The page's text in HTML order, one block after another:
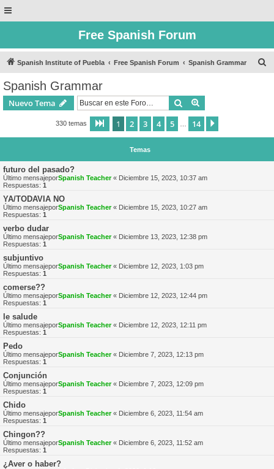
Free Spanish Forum
Spanish Institute of Puebla Free Spanish Forum Spanish Grammar
Spanish Grammar
Nuevo Tema Buscar
330 temas Página de 14
1 2 3 4 5 14
Temas
futuro del pasado?
Último mensajeporSpanish Teacher« Diciembre 15, 2023, 10:37 am
Respuestas: 1
YA/TODAVIA NO
Último mensajeporSpanish Teacher« Diciembre 15, 2023, 10:27 am
Respuestas: 1
verbo dudar
Último mensajeporSpanish Teacher« Diciembre 13, 2023, 12:38 pm
Respuestas: 1
subjuntivo
Último mensajeporSpanish Teacher« Diciembre 12, 2023, 1:03 pm
Respuestas: 1
comerse??
Último mensajeporSpanish Teacher« Diciembre 12, 2023, 12:44 pm
Respuestas: 1
le salude
Último mensajeporSpanish Teacher« Diciembre 12, 2023, 12:11 pm
Respuestas: 1
Pedo
Último mensajeporSpanish Teacher« Diciembre 7, 2023, 12:13 pm
Respuestas: 1
Conjunción
Último mensajeporSpanish Teacher« Diciembre 7, 2023, 12:09 pm
Respuestas: 1
Chido
Último mensajeporSpanish Teacher« Diciembre 6, 2023, 11:54 am
Respuestas: 1
Chingon??
Último mensajeporSpanish Teacher« Diciembre 6, 2023, 11:52 am
Respuestas: 1
¿Aver o haber?